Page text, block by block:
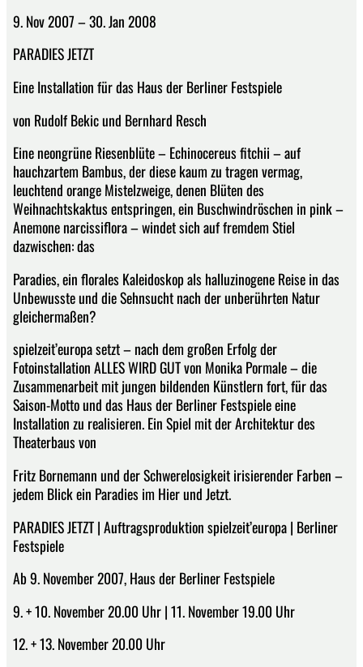
9. Nov 2007 – 30. Jan 2008
PARADIES JETZT
Eine Installation für das Haus der Berliner Festspiele
von Rudolf Bekic und Bernhard Resch
Eine neongrüne Riesenblüte – Echinocereus fitchii – auf
hauchzartem Bambus, der diese kaum zu tragen vermag,
leuchtend orange Mistelzweige, denen Blüten des
Weihnachtskaktus entspringen, ein Buschwindröschen in pink –
Anemone narcissiflora – windet sich auf fremdem Stiel
dazwischen: das
Paradies, ein florales Kaleidoskop als halluzinogene Reise in das
Unbewusste und die Sehnsucht nach der unberührten Natur
gleichermaßen?
spielzeit’europa setzt – nach dem großen Erfolg der
Fotoinstallation ALLES WIRD GUT von Monika Pormale – die
Zusammenarbeit mit jungen bildenden Künstlern fort, für das
Saison-Motto und das Haus der Berliner Festspiele eine
Installation zu realisieren. Ein Spiel mit der Architektur des
Theaterbaus von
Fritz Bornemann und der Schwerelosigkeit irisierender Farben –
jedem Blick ein Paradies im Hier und Jetzt.
PARADIES JETZT | Auftragsproduktion spielzeit’europa | Berliner
Festspiele
Ab 9. November 2007, Haus der Berliner Festspiele
9. + 10. November 20.00 Uhr | 11. November 19.00 Uhr
12. + 13. November 20.00 Uhr